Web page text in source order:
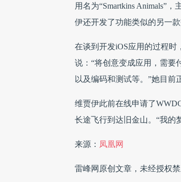
用名为“Smartkins Animals”
伊还开发了功能类似的另一
在谈到开发iOS应用的过程
说：“将创意变成应用，需要
以及编码和测试等。”她目前
维贾伊此前在线申请了
长途飞行到达旧金山。“我的
来源： 凤凰网
雷峰网原创文章，未经授权